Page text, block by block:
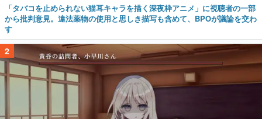
「タバコを止められない猫耳キャラを描く深夜枠アニメ」に視聴者の一部
から批判意見。違法薬物の使用と思しき描写も含めて、BPOが議論を交わ
す
2